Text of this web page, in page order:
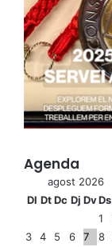
Agenda
agost 2026
Dl Dt Dc Dj DvDs
1
3
4 5 6 7 8